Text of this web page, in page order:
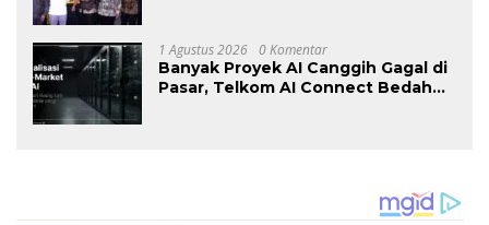
1 Agustus 2026 0 Komentar
Banyak Proyek AI Canggih Gagal di
Pasar, Telkom AI Connect Bedah